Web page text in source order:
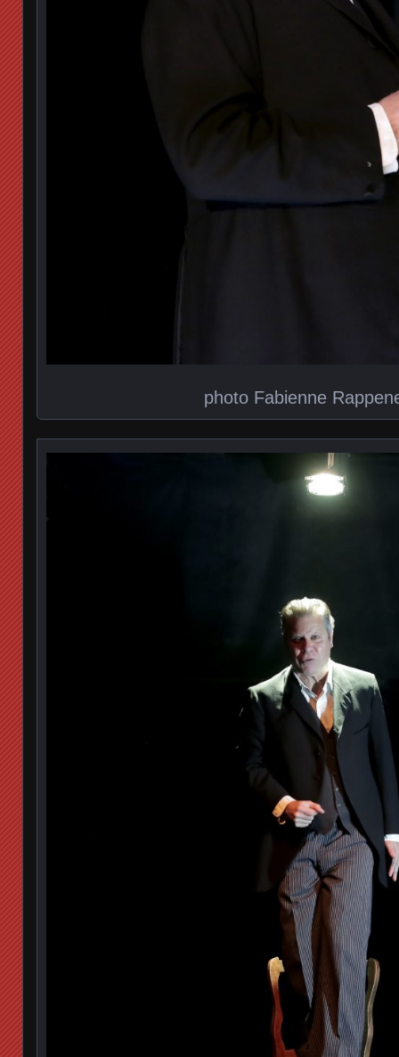
photo Fabienne